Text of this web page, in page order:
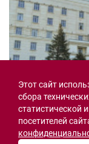
Этот сайт
сбора
статистической
посетителей